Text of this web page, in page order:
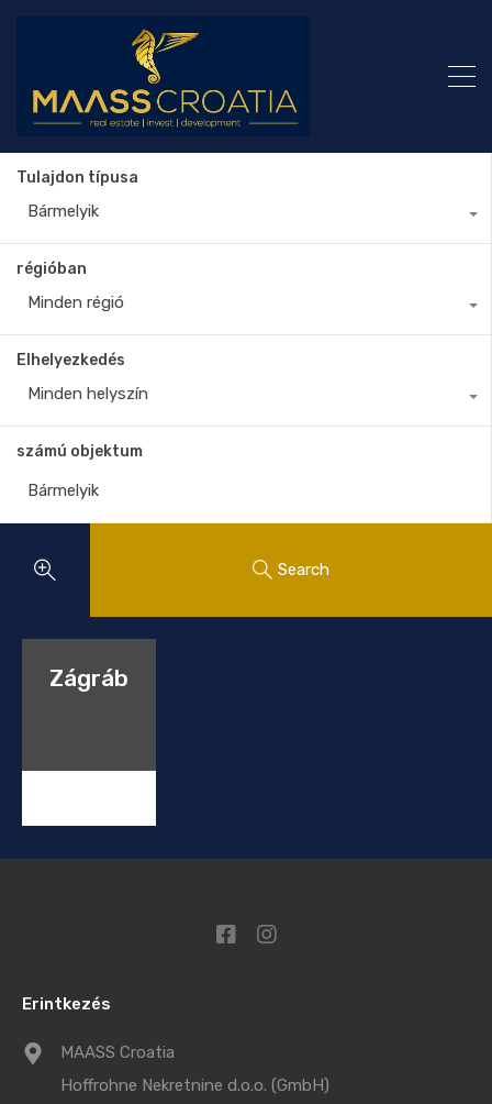
Tulajdon típusa
Bármelyik
régióban
Minden régió
Elhelyezkedés
Minden helyszín
számú objektum
Search
Zágráb
Erintkezés
MAASS Croatia
Hoffrohne Nekretnine d.o.o. (GmbH)